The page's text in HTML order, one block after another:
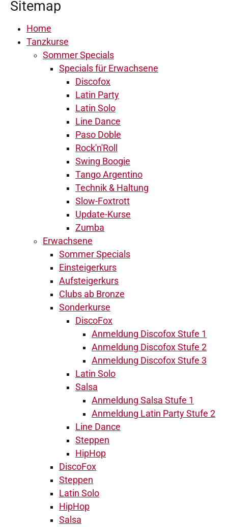
Sitemap
Home
Tanzkurse
Sommer Specials
Specials für Erwachsene
Discofox
Latin Party
Latin Solo
Line Dance
Paso Doble
Rock'n'Roll
Swing Boogie
Tango Argentino
Technik & Haltung
Slow-Foxtrott
Update-Kurse
Zumba
Erwachsene
Sommer Specials
Einsteigerkurs
Aufsteigerkurs
Clubs ab Bronze
Sonderkurse
DiscoFox
Anmeldung Discofox Stufe 1
Anmeldung Discofox Stufe 2
Anmeldung Discofox Stufe 3
Latin Solo
Salsa
Anmeldung Salsa Stufe 1
Anmeldung Latin Party Stufe 2
Line Dance
Steppen
HipHop
DiscoFox
Steppen
Latin Solo
HipHop
Salsa